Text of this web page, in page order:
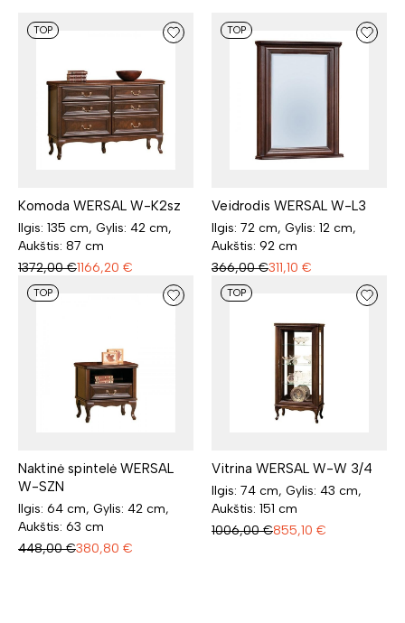
TOP
Komoda WERSAL W-K2sz
Ilgis: 135 cm, Gylis: 42 cm,
Aukštis: 87 cm
1372,00 €1166,20 €
TOP
Veidrodis WERSAL W-L3
Ilgis: 72 cm, Gylis: 12 cm,
Aukštis: 92 cm
366,00 €311,10 €
TOP
Naktinė spintelė WERSAL
W-SZN
Ilgis: 64 cm, Gylis: 42 cm,
Aukštis: 63 cm
448,00 €380,80 €
TOP
Vitrina WERSAL W-W 3/4
Ilgis: 74 cm, Gylis: 43 cm,
Aukštis: 151 cm
1006,00 €855,10 €